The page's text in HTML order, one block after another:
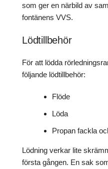
som ger en närbild av
fontänens VVS.
Lödtillbehör
För att lödda
följande lödtillbehör:
Flöde
Löda
Propan fackla
Lödning verkar lite
första gången. En sak